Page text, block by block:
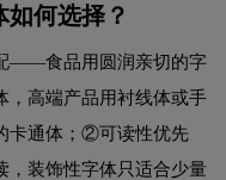
何选择？
——食品用圆润亲切的字
，高端产品用衬线体或手
卡通体；②可读性优先
装饰性字体只适合少量